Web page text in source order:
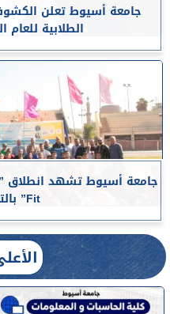
جامعة أسيوط تعلن الكشوف
الطلابية للعام
Fit” بالتعاون مع...